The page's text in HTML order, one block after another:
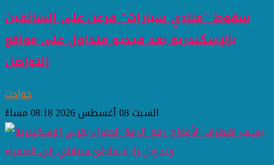
سقوط "منادي سيارات" فرعن على السائقين
بالإسكندرية بعد فيديو متداول على مواقع
التواصل
حوادث
السبت 08 أغسطس 2026 08:18 مساءً